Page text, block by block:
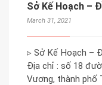
Sở Kế Hoạch –
March 31, 2021
▹ Sở Kế Hoạch –
Địa chỉ : số 18
Vương, thành phố